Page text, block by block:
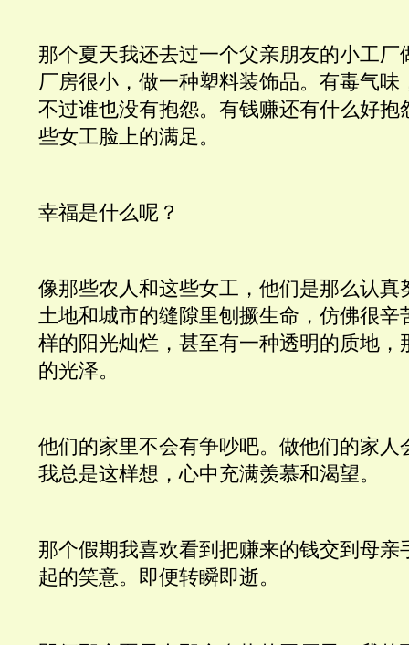
那个夏天我还去过一个父亲朋友的小工厂
厂房很小，做一种塑料装饰品。有毒气味
不过谁也没有抱怨。有钱赚还有什么好抱
些女工脸上的满足。
幸福是什么呢？
像那些农人和这些女工，他们是那么认真
土地和城市的缝隙里刨撅生命，仿佛很辛
样的阳光灿烂，甚至有一种透明的质地，
的光泽。
他们的家里不会有争吵吧。做他们的家人
我总是这样想，心中充满羡慕和渴望。
那个假期我喜欢看到把赚来的钱交到母亲
起的笑意。即便转瞬即逝。